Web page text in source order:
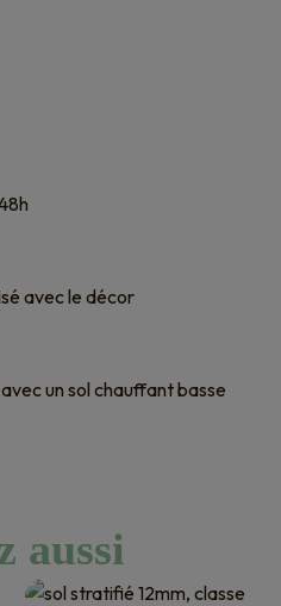
avec le décor
un sol chauffant basse
aussi